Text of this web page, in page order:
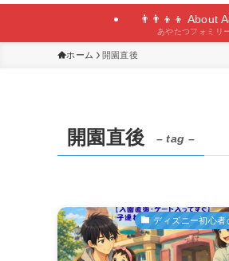
👨‍👨‍👦‍👦 About
あやたつフォミリ
ホーム 開園直後
開園直後 – tag –
ディズニー初心者